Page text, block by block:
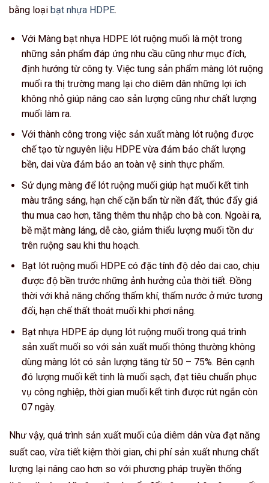
bằng loại bạt nhựa HDPE.
Với Màng bạt nhựa HDPE lót ruộng muối là một trong
những sản phẩm đáp ứng nhu cầu cũng như mục đích,
định hướng từ công ty. Việc tung sản phẩm màng lót ruộng
muối ra thị trường mang lại cho diêm dân những lợi ích
không nhỏ giúp nâng cao sản lượng cũng như chất lượng
muối làm ra.
Với thành công trong việc sản xuất màng lót ruộng được
chế tạo từ nguyên liệu HDPE vừa đảm bảo chất lượng
bền, dai vừa đảm bảo an toàn vệ sinh thực phẩm.
Sử dụng màng để lót ruộng muối giúp hạt muối kết tinh
màu trắng sáng, hạn chế cặn bẩn từ nền đất, thúc đẩy giá
thu mua cao hơn, tăng thêm thu nhập cho bà con. Ngoài ra,
bề mặt màng láng, dễ cào, giảm thiểu lượng muối tồn dư
trên ruộng sau khi thu hoạch.
Bạt lót ruộng muối HDPE có đặc tính độ dẻo dai cao, chịu
được độ bền trước những ảnh hưởng của thời tiết. Đồng
thời với khả năng chống thấm khí, thấm nước ở mức tương
đối, hạn chế thất thoát muối khi phơi nắng.
Bạt nhựa HDPE áp dụng lót ruộng muối trong quá trình
sản xuất muối so với sản xuất muối thông thường không
dùng màng lót có sản lượng tăng từ 50 – 75%. Bên cạnh
đó lượng muối kết tinh là muối sạch, đạt tiêu chuẩn phục
vụ công nghiệp, thời gian muối kết tinh được rút ngắn còn
07 ngày.
Như vậy, quá trình sản xuất muối của diêm dân vừa đạt năng
suất cao, vừa tiết kiệm thời gian, chi phí sản xuất nhưng chất
lượng lại nâng cao hơn so với phương pháp truyền thống